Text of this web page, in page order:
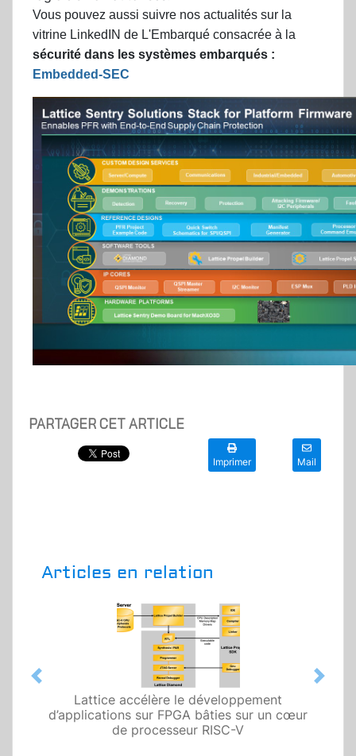
Vous pouvez aussi suivre nos actualités sur la
vitrine LinkedIN de L'Embarqué consacrée à la
sécurité dans les systèmes embarqués :
Embedded-SEC
PARTAGER CET ARTICLE
Imprimer Mail
Articles en relation
Lattice accélère le développement
d’applications sur FPGA bâties sur un cœur
de processeur RISC-V
Previous Next